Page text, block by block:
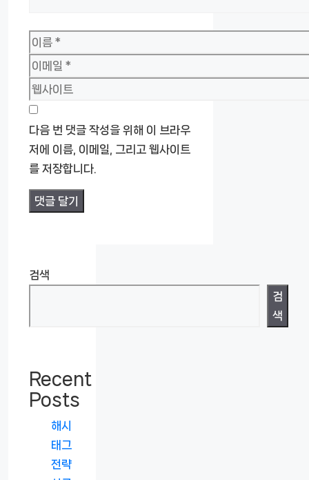
이
름
이
메
일
웹
사
이
트
다음 번 댓글 작성을 위해 이 브라우
저에 이름, 이메일, 그리고 웹사이트
를 저장합니다.
검색
검
색
Recent
Posts
해시
태그
전략